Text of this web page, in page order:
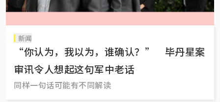
新闻
“你认为，我以为，谁确认？” 毕丹星案
审讯令人想起这句军中老话
同样一句话可能有不同解读